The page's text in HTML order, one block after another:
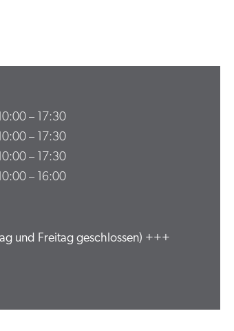
10:00– 17:30
10:00– 17:30
10:00– 17:30
10:00– 16:00
und Freitag geschlossen) +++